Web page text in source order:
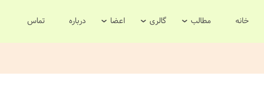
خانه مطالب گالری اعضا درباره تماس